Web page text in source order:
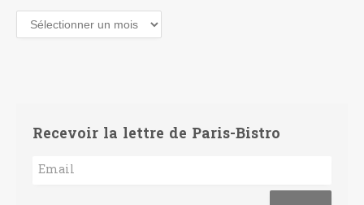
Archives
Recevoir la lettre de Paris-Bistro